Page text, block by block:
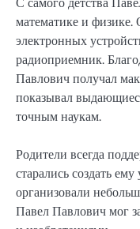
математике и физике.
электронных
радиоприемник.
Павлович получал
показывал
точным наукам.
Родители всегда
старались создать
организовали
Павел Павлович мог